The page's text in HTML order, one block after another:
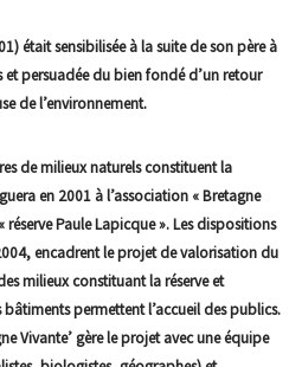
était sensibilisée à la suite de son père à
persuadée du bien fondé d’un retour
de l’environnement.
de milieux naturels constituent la
en 2001 à l’association « Bretagne
Paule Lapicque ». Les dispositions
encadrent le projet de valorisation du
milieux constituant la réserve et
permettent l’accueil des publics.
Vivante’ gère le projet avec une équipe